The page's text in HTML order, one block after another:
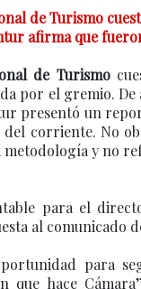
de Turismo
afirma que
de Turismo
por el gremio. De
presentó un
corriente. No
metodología y no
para el
al comunicado
para
que hace